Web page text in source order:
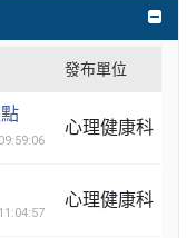
發布單位
心理健康科
心理健康科